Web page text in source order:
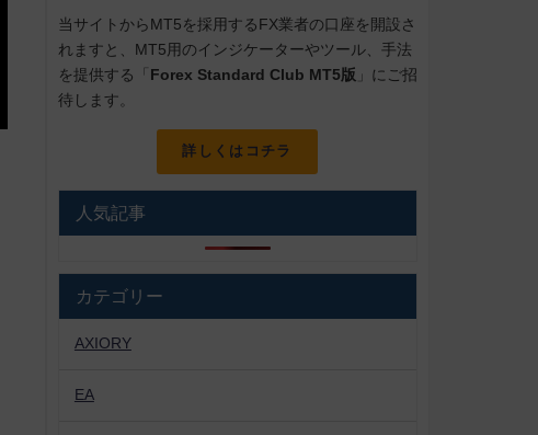
当サイトからMT5を採用するFX業者の口座を開設さ
れますと、MT5用のインジケーターやツール、手法
を提供する「 Forex Standard Club MT5版 」にご招
待します。
詳しくはコチラ
人気記事
カテゴリー
AXIORY
EA